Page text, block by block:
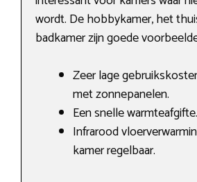
wordt. De hobbykamer, het
badkamer zijn goede
Zeer lage
met zonnepanelen.
Een snelle warmteafgifte.
Infrarood
kamer regelbaar.